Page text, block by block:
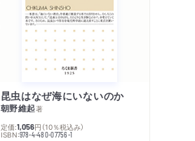
昆虫はなぜ海にいないのか
朝野維起著
定価:1,056円 （10％税込み）
ISBN:978-4-480-07756-1